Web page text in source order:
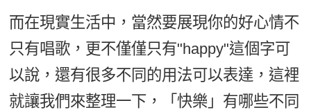
而在現實生活中，當然要展現你的好心情不
只有唱歌，更不僅僅只有"happy"這個字可
以說，還有很多不同的用法可以表達，這裡
就讓我們來整理一下，「快樂」有哪些不同